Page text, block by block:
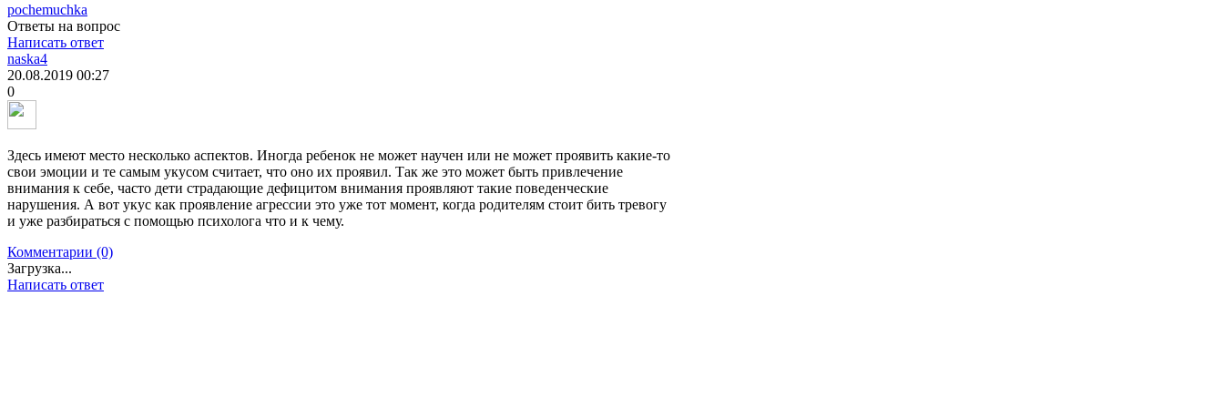
pochemuchka
Ответы на вопрос
Написать ответ
naska4
20.08.2019 00:27
0
Здесь имеют место несколько аспектов. Иногда ребенок не может научен или не может проявить какие-то
свои эмоции и те самым укусом считает, что оно их проявил. Так же это может быть привлечение
внимания к себе, часто дети страдающие дефицитом внимания проявляют такие поведенческие
нарушения. А вот укус как проявление агрессии это уже тот момент, когда родителям стоит бить тревогу
и уже разбираться с помощью психолога что и к чему.
Комментарии (0)
Загрузка...
Написать ответ